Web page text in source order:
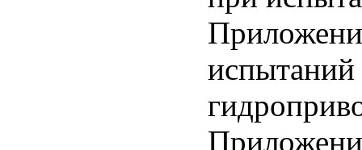
испытаний